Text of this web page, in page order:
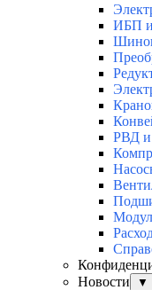
ИБП и
РВД
Новости
▼